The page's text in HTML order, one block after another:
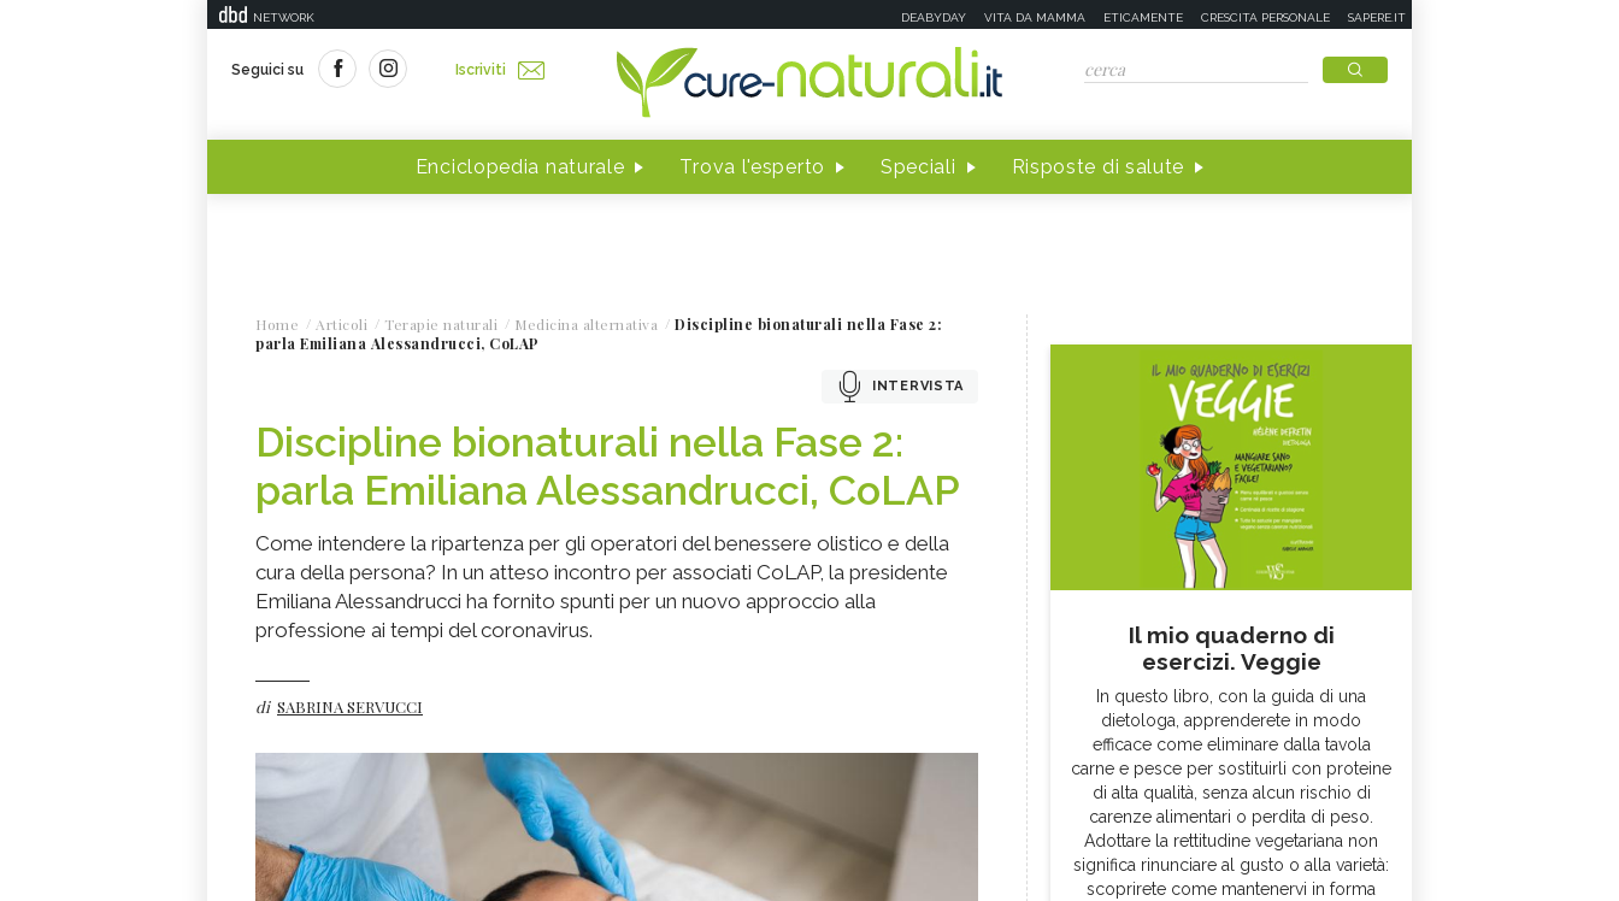
NETWORK DEABYDAY VITA DA MAMMA ETICAMENTE CRESCITA PERSONALE SAPERE.IT
Seguici su Iscriviti
Enciclopedia naturale Trova l'esperto Speciali Risposte di salute
Home Articoli Terapie naturali Medicina alternativa
Discipline bionaturali nella Fase 2:
parla Emiliana Alessandrucci, CoLAP
INTERVISTA
Discipline bionaturali nella Fase 2:
parla Emiliana Alessandrucci, CoLAP
Come intendere la ripartenza per gli operatori del benessere olistico e della
cura della persona? In un atteso incontro per associati CoLAP, la presidente
Emiliana Alessandrucci ha fornito spunti per un nuovo approccio alla
professione ai tempi del coronavirus.
di SABRINA SERVUCCI
Il mio quaderno di
esercizi. Veggie
In questo libro, con la guida di una
dietologa, apprenderete in modo
efficace come eliminare dalla tavola
carne e pesce per sostituirli con proteine
di alta qualità, senza alcun rischio di
carenze alimentari o perdita di peso.
Adottare la rettitudine vegetariana non
significa rinunciare al gusto o alla varietà:
scoprirete come mantenervi in forma